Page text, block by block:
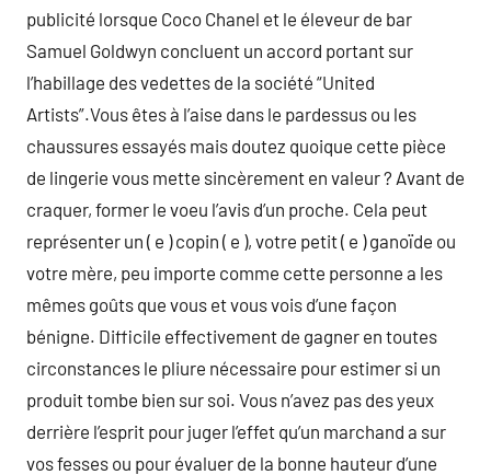
publicité lorsque Coco Chanel et le éleveur de bar
Samuel Goldwyn concluent un accord portant sur
l’habillage des vedettes de la société “United
Artists”.Vous êtes à l’aise dans le pardessus ou les
chaussures essayés mais doutez quoique cette pièce
de lingerie vous mette sincèrement en valeur ? Avant de
craquer, former le voeu l’avis d’un proche. Cela peut
représenter un ( e ) copin ( e ), votre petit ( e ) ganoïde ou
votre mère, peu importe comme cette personne a les
mêmes goûts que vous et vous vois d’une façon
bénigne. Difficile effectivement de gagner en toutes
circonstances le pliure nécessaire pour estimer si un
produit tombe bien sur soi. Vous n’avez pas des yeux
derrière l’esprit pour juger l’effet qu’un marchand a sur
vos fesses ou pour évaluer de la bonne hauteur d’une